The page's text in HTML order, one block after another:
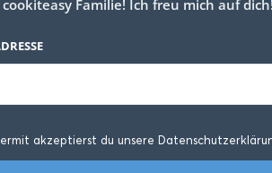
Familie! Ich freu mich auf dich!
akzeptierst du unsere